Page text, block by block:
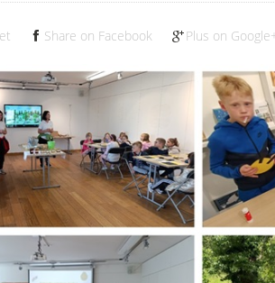
Share on Facebook Plus on